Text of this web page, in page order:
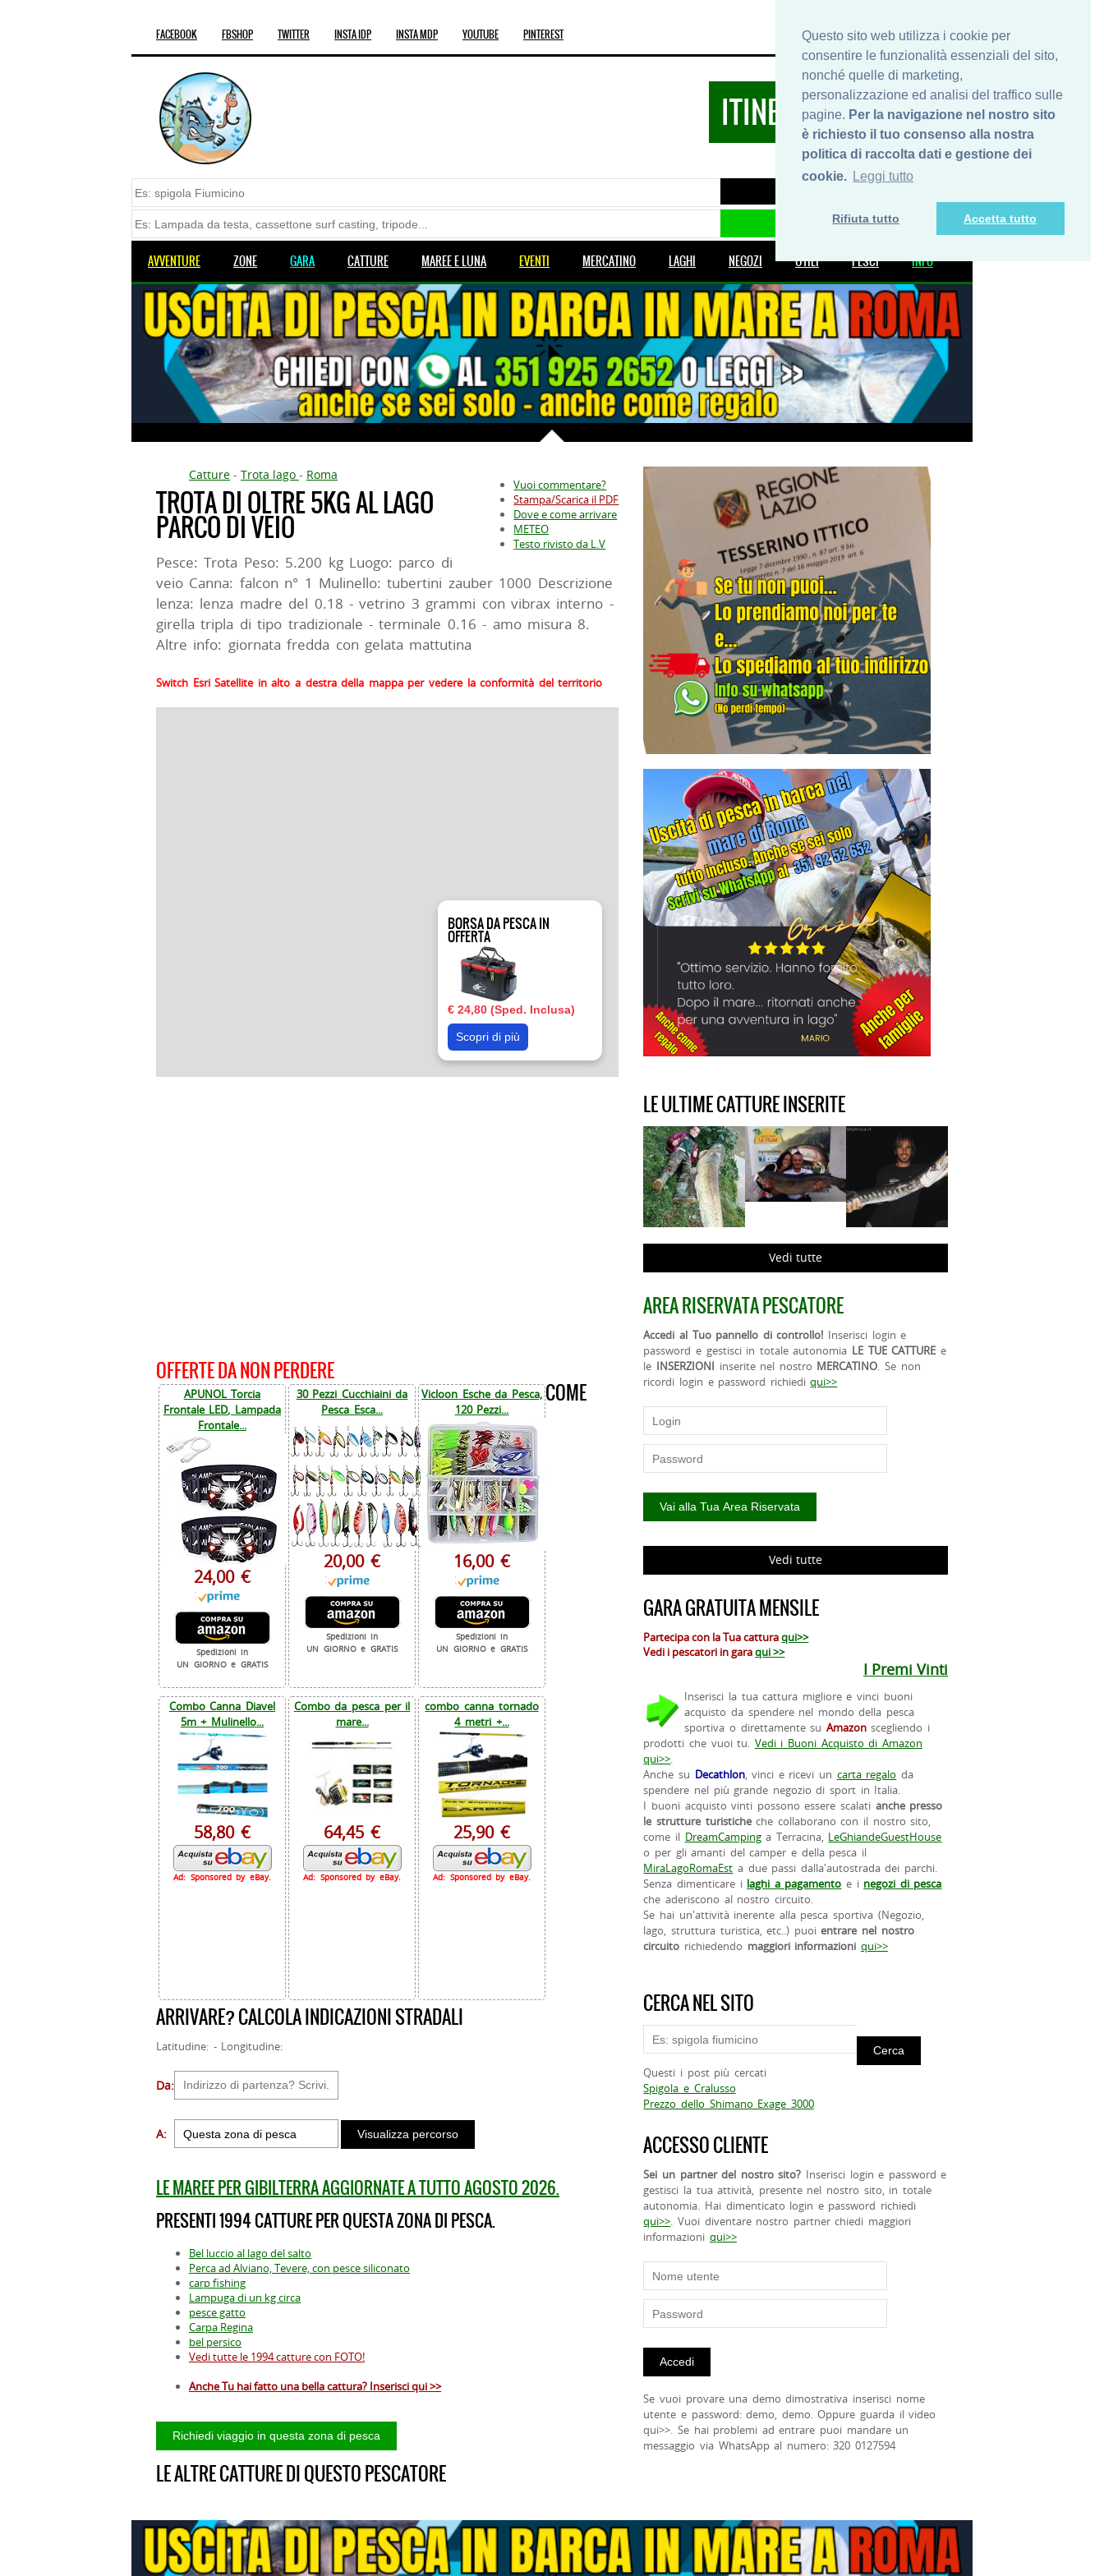
Questo sito web utilizza i cookie per
consentire le funzionalità essenziali del sito,
nonché quelle di marketing,
personalizzazione ed analisi del traffico sulle
pagine. Per la navigazione nel nostro sito
è richiesto il tuo consenso alla nostra
politica di raccolta dati e gestione dei
cookie. Leggi tutto
Rifiuta tutto Accetta tutto
FACEBOOK FBSHOP TWITTER INSTA IDP INSTA MDP YOUTUBE PINTEREST PRIVACY
SHOP
INFO
ITINERARIDIPESCA.IT
AVVENTURE ZONE GARA CATTURE MAREE E LUNA EVENTI MERCATINO LAGHI NEGOZI UTILI PESCI INFO
Catture - Trota lago - Roma
Vuoi commentare?
Stampa/Scarica il PDF
Dove e come arrivare
METEO
Testo rivisto da L.V
TROTA DI OLTRE 5KG AL LAGO
PARCO DI VEIO
Pesce: Trota Peso: 5.200 kg Luogo: parco di
veio Canna: falcon n° 1 Mulinello: tubertini zauber 1000 Descrizione
lenza: lenza madre del 0.18 - vetrino 3 grammi con vibrax interno -
girella tripla di tipo tradizionale - terminale 0.16 - amo misura 8.
Altre info: giornata fredda con gelata mattutina
Switch Esri Satellite in alto a destra della mappa per vedere la conformità del territorio
BORSA DA PESCA IN
OFFERTA
€ 24,80 (Sped. Inclusa)
Scopri di più
OFFERTE DA NON PERDERE
APUNOL Torcia
Frontale LED, Lampada
Frontale...
24,00 €
Spedizioni in
UN GIORNO e GRATIS
30 Pezzi Cucchiaini da
Pesca Esca...
20,00 €
Spedizioni in
UN GIORNO e GRATIS
Vicloon Esche da Pesca,
120 Pezzi...
16,00 €
Spedizioni in
UN GIORNO e GRATIS
Combo Canna Diavel
5m + Mulinello...
58,80 €
Ad: Sponsored by eBay.
Combo da pesca per il
mare...
64,45 €
Ad: Sponsored by eBay.
combo canna tornado
4 metri +...
25,90 €
Ad: Sponsored by eBay.
COME
ARRIVARE? CALCOLA INDICAZIONI STRADALI
Latitudine: - Longitudine:
Da:
A:
LE MAREE PER GIBILTERRA AGGIORNATE A TUTTO AGOSTO 2026.
PRESENTI 1994 CATTURE PER QUESTA ZONA DI PESCA.
Bel luccio al lago del salto
Perca ad Alviano, Tevere, con pesce siliconato
carp fishing
Lampuga di un kg circa
pesce gatto
Carpa Regina
bel persico
Vedi tutte le 1994 catture con FOTO!
Anche Tu hai fatto una bella cattura? Inserisci qui >>
LE ALTRE CATTURE DI QUESTO PESCATORE
LE ULTIME CATTURE INSERITE
Vedi tutte
AREA RISERVATA PESCATORE
Accedi al Tuo pannello di controllo! Inserisci login e
password e gestisci in totale autonomia LE TUE CATTURE e
le INSERZIONI inserite nel nostro MERCATINO. Se non
ricordi login e password richiediqui>>
Vedi tutte
GARA GRATUITA MENSILE
Partecipa con la Tua catturaqui>>
Vedi i pescatori in garaqui >>
I Premi Vinti
Inserisci la tua cattura migliore e vinci buoni
acquisto da spendere nel mondo della pesca
sportiva o direttamente su Amazonscegliendo i
prodotti che vuoi tu. Vedi i Buoni Acquisto di Amazon
qui>>.
Anche su Decathlon, vinci e ricevi un carta regalo da
spendere nel più grande negozio di sport in Italia.
I buoni acquisto vinti possono essere scalati anche presso
le strutture turisticheche collaborano con il nostro sito,
come il DreamCampinga Terracina, LeGhiandeGuestHouse
o per gli amanti del camper e della pesca il
MiraLagoRomaEst a due passi dalla'autostrada dei parchi.
Senza dimenticare i laghi a pagamento e i negozi di pesca
che aderiscono al nostro circuito.
Se hai un'attività inerente alla pesca sportiva (Negozio,
lago, struttura turistica, etc..) puoientrare nel nostro
circuito richiedendo maggiori informazioni qui>>
CERCA NEL SITO
Questi i post più cercati
Spigola e Cralusso
Prezzo dello Shimano Exage 3000
ACCESSO CLIENTE
Sei un partner del nostro sito? Inserisci login e password e
gestisci la tua attività, presente nel nostro sito, in totale
autonomia. Hai dimenticato login e password richiedi
qui>>. Vuoi diventare nostro partner chiedi maggiori
informazioniqui>>
Se vuoi provare una demo dimostrativa inserisci nome
utente e password: demo, demo. Oppure guarda il video
qui>>. Se hai problemi ad entrare puoi mandare un
messaggio via WhatsApp al numero: 320 0127594